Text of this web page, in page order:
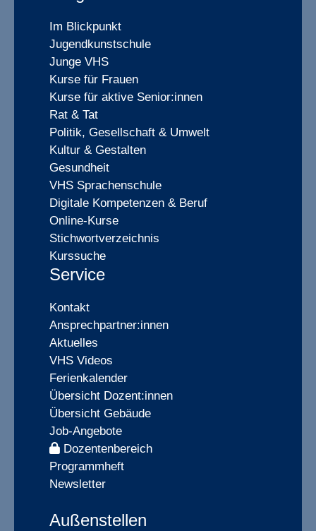
Im Blickpunkt
Jugendkunstschule
Junge VHS
Kurse für Frauen
Kurse für aktive Senior:innen
Rat & Tat
Politik, Gesellschaft & Umwelt
Kultur & Gestalten
Gesundheit
VHS Sprachenschule
Digitale Kompetenzen & Beruf
Online-Kurse
Stichwortverzeichnis
Kurssuche
Service
Kontakt
Ansprechpartner:innen
Aktuelles
VHS Videos
Ferienkalender
Übersicht Dozent:innen
Übersicht Gebäude
Job-Angebote
Dozentenbereich
Programmheft
Newsletter
Außenstellen